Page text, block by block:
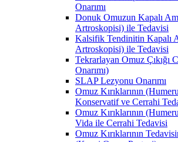
Onarımı
Donuk Omuzun Kapalı
Artroskopisi) ile Tedavisi
Kalsifik Tendinitin Kapalı
Artroskopisi) ile Tedavisi
Tekrarlayan Omuz Çıkığı
Onarımı)
SLAP Lezyonu Onarımı
Omuz Kırıklarının
Konservatif ve Cerrahi
Omuz Kırıklarının
Vida ile Cerrahi Tedavisi
Omuz Kırıklarının